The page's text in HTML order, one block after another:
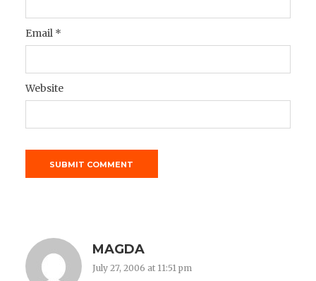
Email *
Website
MAGDA
July 27, 2006 at 11:51 pm